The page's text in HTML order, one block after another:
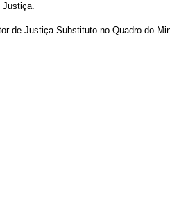
Justiça.
de Justiça Substituto no Quadro do